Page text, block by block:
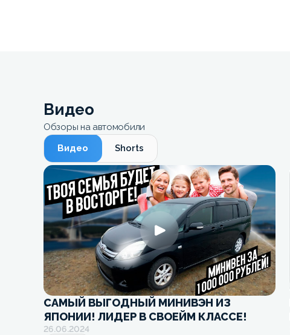
Видео
Обзоры на автомобили
Видео
Shorts
САМЫЙ ВЫГОДНЫЙ МИНИВЭН ИЗ
ЯПОНИИ! ЛИДЕР В СВОЕЙМ КЛАССЕ!
Обзор минивэна за 1 млн рублей! Toyota
26.06.2024